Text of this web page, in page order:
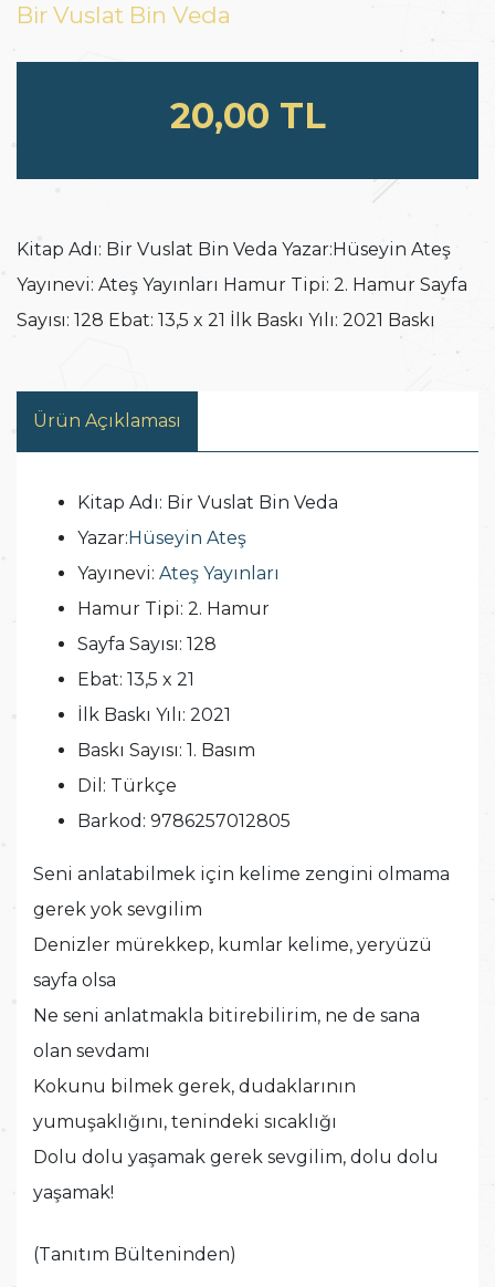
Bir Vuslat Bin Veda
20,00 TL
Kitap Adı: Bir Vuslat Bin Veda Yazar:Hüseyin Ateş
Yayınevi: Ateş Yayınları Hamur Tipi: 2. Hamur Sayfa
Sayısı: 128 Ebat: 13,5 x 21 İlk Baskı Yılı: 2021 Baskı
Ürün Açıklaması
Kitap Adı: Bir Vuslat Bin Veda
Yazar: Hüseyin Ateş
Yayınevi: Ateş Yayınları
Hamur Tipi: 2. Hamur
Sayfa Sayısı: 128
Ebat: 13,5 x 21
İlk Baskı Yılı: 2021
Baskı Sayısı: 1. Basım
Dil: Türkçe
Barkod: 9786257012805
Seni anlatabilmek için kelime zengini olmama
gerek yok sevgilim
Denizler mürekkep, kumlar kelime, yeryüzü
sayfa olsa
Ne seni anlatmakla bitirebilirim, ne de sana
olan sevdamı
Kokunu bilmek gerek, dudaklarının
yumuşaklığını, tenindeki sıcaklığı
Dolu dolu yaşamak gerek sevgilim, dolu dolu
yaşamak!
(Tanıtım Bülteninden)